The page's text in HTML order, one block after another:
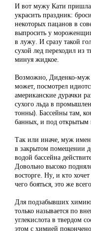
И вот мужу Кати пришла
украсить праздник:
некоторых пацанов в
выпросить у
в лужу. И сразу такой
сухой лед переходил из
минуя жидкое.
Возможно, Диденко-муж
может, посмотрел
американские дурачки
сухого льда в
тонны). Бассейны там,
банных, и под открытым
Так или иначе, муж
в закрытом помещении
водой бассейна
Довольно высоко
восторге. Ну, и кто
чего бояться, это же
Для подзабывших
только называется по
углекислота в твердом
этом с химией